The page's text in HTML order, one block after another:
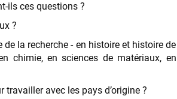
ils ces questions ?
?
la recherche - en histoire et histoire de
chimie, en sciences de matériaux, en
avec les pays d’origine ?